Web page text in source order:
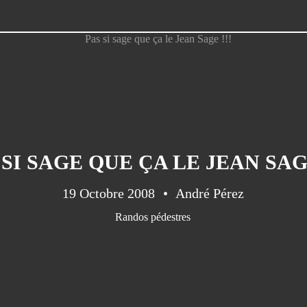
SI SAGE QUE ÇA LE JEAN
19 Octobre 2008 André Pérez
Randos pédestres